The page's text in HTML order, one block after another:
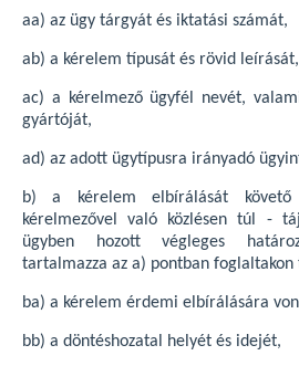
aa) az ügy tárgyát és iktatási számát,
ab) a kérelem típusát és rövid leírását,
ac) a kérelmező ügyfél nevét,
gyártóját,
ad) az adott ügytípusra irányadó
b) a kérelem elbírálását
kérelmezővel való közlésen túl -
ügyben hozott végleges
tartalmazza az a) pontban foglaltakon
ba) a kérelem érdemi elbírálására
bb) a döntéshozatal helyét és idejét,